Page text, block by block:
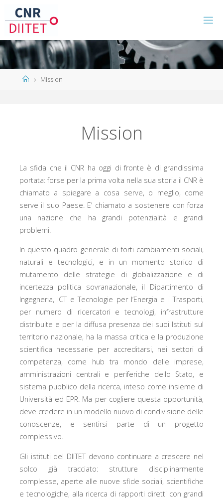
Mission
Mission
La sfida che il CNR ha oggi di fronte è di grandissima
portata: forse per la prima volta nella sua storia il CNR è
chiamato a spiegare a cosa serve, o meglio, come
serve il suo Paese. E’ chiamato a sostenere con forza
una nazione che ha grandi potenzialità e grandi
problemi.
In questo quadro generale di forti cambiamenti sociali,
naturali e tecnologici, e in un momento storico di
mutamento delle strategie di globalizzazione e di
incertezza politica sovranazionale, il Dipartimento di
Ingegneria, ICT e Tecnologie per l’Energia e i Trasporti,
per numero di ricercatori e tecnologi, infrastrutture
distribuite e per la diffusa presenza dei suoi Istituti sul
territorio nazionale, ha la massa critica e la produzione
scientifica necessarie per accreditarsi, nei settori di
competenza, come hub tra mondo delle imprese,
amministrazioni centrali e periferiche dello Stato, e
sistema pubblico della ricerca, inteso come insieme di
Università ed EPR. Ma per cogliere questa opportunità,
deve credere in un modello nuovo di condivisione delle
conoscenze, e sentirsi parte di un progetto
complessivo.
Gli istituti del DIITET devono continuare a crescere nel
solco già tracciato: strutture disciplinarmente
complesse, aperte alle nuove sfide sociali, scientifiche
e tecnologiche, alla ricerca di rapporti diretti con grandi